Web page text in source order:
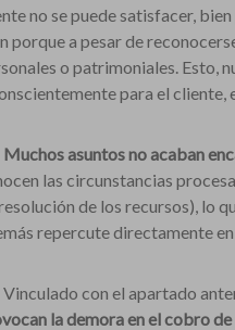
no se puede satisfacer,
porque a pesar de
o patrimoniales. Esto,
para el cliente,
Muchos asuntos no acaban
las circunstancias
de los recursos), lo
repercute directamente
Vinculado con el apartado
la demora en el cobro